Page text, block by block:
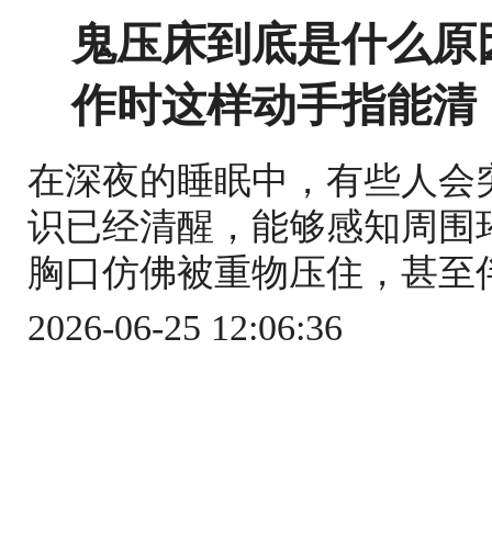
鬼压床到底是什么
作时这样动手指能清
在深夜的睡眠中，有些人
识已经清醒，能够感知周
胸口仿佛被重物压住，甚
2026-06-25 12:06:36